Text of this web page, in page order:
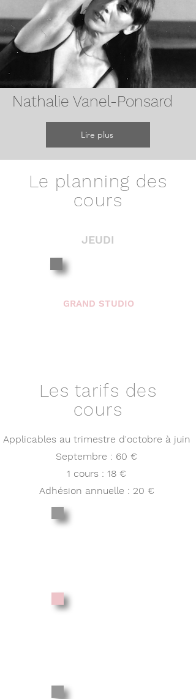
Nathalie Vanel-Ponsard
Lire plus
Le planning des
cours
JEUDI
GRAND STUDIO
Les tarifs des
cours
Applicables au trimestre d'octobre à juin
Septembre : 60 €
1 cours : 18 €
Adhésion annuelle : 20 €